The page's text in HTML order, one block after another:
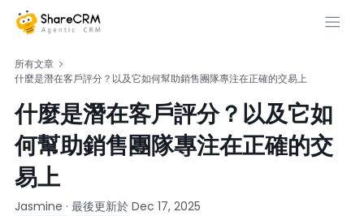
所有文章
什麼是潛在客戶評分？以及它如何幫助銷售團隊專注在正確的交易上
什麼是潛在客戶評分？以及它如
何幫助銷售團隊專注在正確的交
易上
Jasmine · 最後更新於 Dec 17, 2025